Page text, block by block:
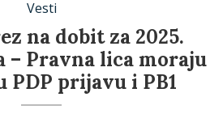
Vesti
na dobit za 2025.
– Pravna lica moraju
PDP prijavu i PB1